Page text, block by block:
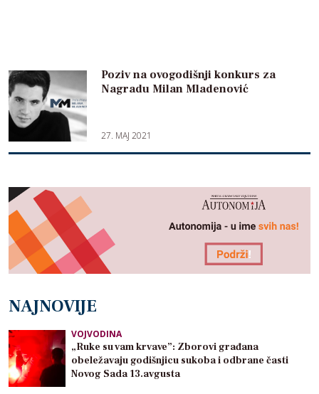
Poziv na ovogodišnji konkurs za
Nagradu Milan Mladenović
27. MAJ 2021
NAJNOVIJE
VOJVODINA
„Ruke su vam krvave”: Zborovi građana
obeležavaju godišnjicu sukoba i odbrane časti
Novog Sada 13.avgusta